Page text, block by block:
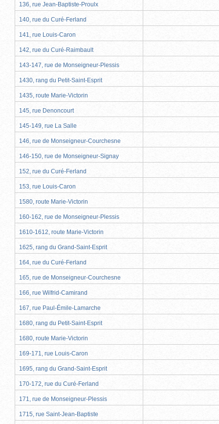
136, rue Jean-Baptiste-Proulx
140, rue du Curé-Ferland
141, rue Louis-Caron
142, rue du Curé-Raimbault
143-147, rue de Monseigneur-Plessis
1430, rang du Petit-Saint-Esprit
1435, route Marie-Victorin
145, rue Denoncourt
145-149, rue La Salle
146, rue de Monseigneur-Courchesne
146-150, rue de Monseigneur-Signay
152, rue du Curé-Ferland
153, rue Louis-Caron
1580, route Marie-Victorin
160-162, rue de Monseigneur-Plessis
1610-1612, route Marie-Victorin
1625, rang du Grand-Saint-Esprit
164, rue du Curé-Ferland
165, rue de Monseigneur-Courchesne
166, rue Wilfrid-Camirand
167, rue Paul-Émile-Lamarche
1680, rang du Petit-Saint-Esprit
1680, route Marie-Victorin
169-171, rue Louis-Caron
1695, rang du Grand-Saint-Esprit
170-172, rue du Curé-Ferland
171, rue de Monseigneur-Plessis
1715, rue Saint-Jean-Baptiste